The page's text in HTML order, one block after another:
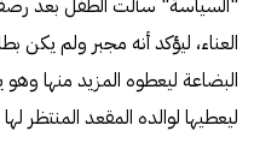
"السياسة" سألت الطفل بعد
العناء، ليؤكد أنه مجبر ولم يكن
البضاعة ليعطوه المزيد منها
ليعطيها لوالده المقعد المنتظر